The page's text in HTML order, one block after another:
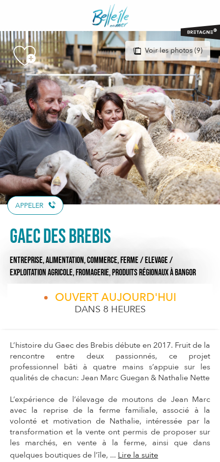
contenu
principal
Voir les photos (9)
APPELER
Gaec des Brebis
ENTREPRISE,ALIMENTATION,COMMERCE,FERME / ELEVAGE /
EXPLOITATION AGRICOLE,FROMAGERIE,PRODUITS RÉGIONAUXÀ BANGOR
OUVERT AUJOURD'HUI
DANS 8 HEURES
L’histoire du Gaec des Brebis débute en 2017. Fruit de la
rencontre entre deux passionnés, ce projet
professionnel bâti à quatre mains s’appuie sur les
qualités de chacun: Jean Marc Guegan & Nathalie Nette
L’expérience de l’élevage de moutons de Jean Marc
avec la reprise de la ferme familiale, associé à la
volonté et motivation de Nathalie, intéressée par la
transformation et la vente ont permis de proposer sur
les marchés, en vente à la ferme, ainsi que dans
quelques boutiques de l’île, ... Lire la suite